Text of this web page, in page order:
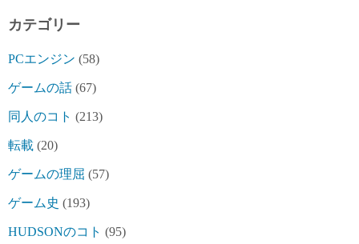
カテゴリー
PCエンジン (58)
ゲームの話 (67)
同人のコト (213)
転載 (20)
ゲームの理屈 (57)
ゲーム史 (193)
HUDSONのコト (95)